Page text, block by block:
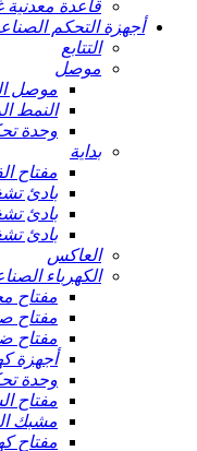
قاعدة معدنية
أجهزة التحكم
التتابع
موصل
موصل
النمط
وحدة
بداية
مفتاح
بادئ
بادئ
بادئ
العاكس
الكهرباء
مفتاح
مفتاح
مفتاح
أجهزة
وحدة
مفتاح
مشبك
مفتاح